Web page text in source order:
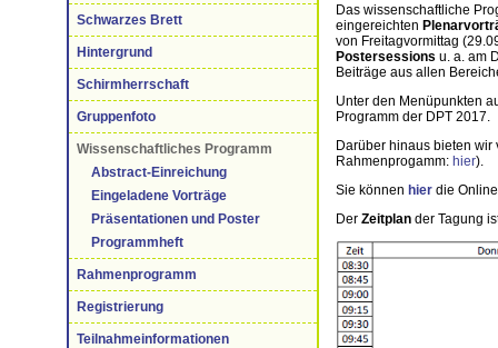
Schwarzes Brett
Hintergrund
Schirmherrschaft
Gruppenfoto
Wissenschaftliches Programm
Abstract-Einreichung
Eingeladene Vorträge
Präsentationen und Poster
Programmheft
Rahmenprogramm
Registrierung
Teilnahmeinformationen
Das wissenschaftliche
eingereichten
von Freitagvormittag
Postersessions u. a. am
Beiträge aus allen
Unter den Menüpunkten
Programm der DPT 2017.
Darüber hinaus bieten wir
Rahmenprogamm: hier).
Sie können hier die
Der Zeitplan der Tagung